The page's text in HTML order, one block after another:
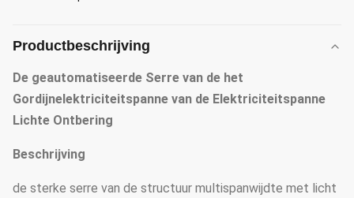
Productbeschrijving
De geautomatiseerde Serre van de het
Gordijnelektriciteitspanne van de Elektriciteitspanne
Lichte Ontbering
Beschrijving
de sterke serre van de structuur multispanwijdte met licht